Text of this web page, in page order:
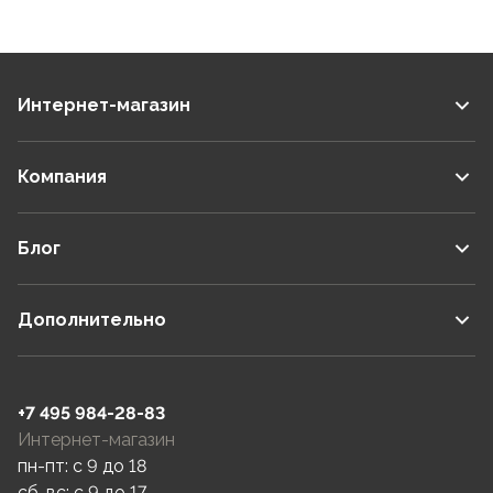
Интернет-магазин
Компания
Блог
Дополнительно
+7 495 984-28-83
Интернет-магазин
пн-пт: c 9 до 18